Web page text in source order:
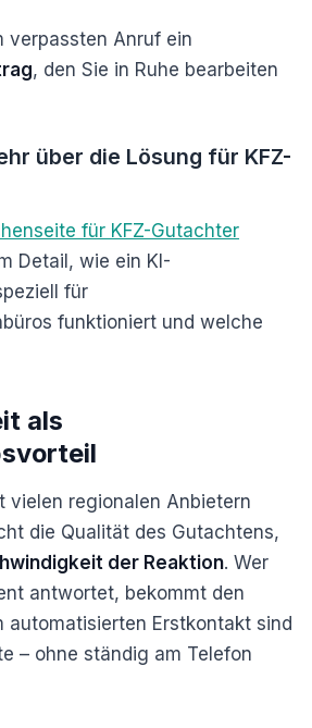
verpassten Anruf ein
, den Sie in Ruhe bearbeiten
über die Lösung für KFZ-
für KFZ-Gutachter
Detail, wie ein KI-
für
funktioniert und welche
als
vielen regionalen Anbietern
die Qualität des Gutachtens,
der Reaktion. Wer
antwortet, bekommt den
automatisierten Erstkontakt sind
– ohne ständig am Telefon